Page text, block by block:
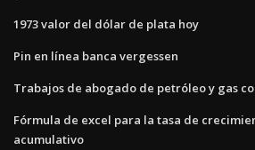
1973 valor del dólar de plata hoy
Pin en línea banca vergessen
Trabajos de abogado de petróleo y gas
Fórmula de excel para la tasa de
acumulativo